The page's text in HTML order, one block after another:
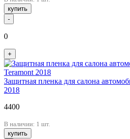
купить
-
0
+
Защитная пленка для салона
2018
4400
В наличии: 1 шт.
купить